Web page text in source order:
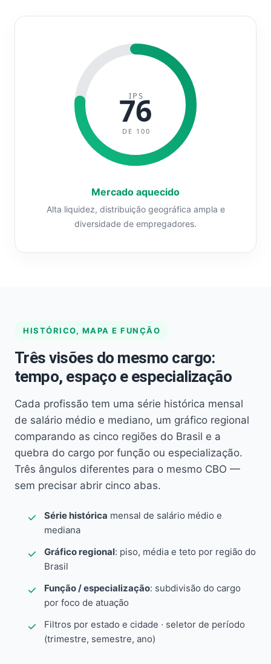
IPS
76
DE 100
Mercado aquecido
Alta liquidez, distribuição geográfica ampla e
diversidade de empregadores.
HISTÓRICO, MAPA E FUNÇÃO
Três visões do mesmo cargo:
tempo, espaço e especialização
Cada profissão tem uma série histórica mensal
de salário médio e mediano, um gráfico regional
comparando as cinco regiões do Brasil e a
quebra do cargo por função ou especialização.
Três ângulos diferentes para o mesmo CBO —
sem precisar abrir cinco abas.
Série histórica mensal de salário médio e
mediana
Gráfico regional: piso, média e teto por região do
Brasil
Função / especialização: subdivisão do cargo
por foco de atuação
Filtros por estado e cidade · seletor de período
(trimestre, semestre, ano)